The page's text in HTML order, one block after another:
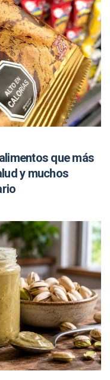
que más
y muchos